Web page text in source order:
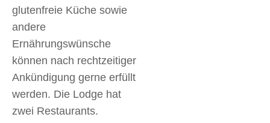
glutenfreie Küche sowie
andere
Ernährungswünsche
können nach rechtzeitiger
Ankündigung gerne erfüllt
werden. Die Lodge hat
zwei Restaurants.